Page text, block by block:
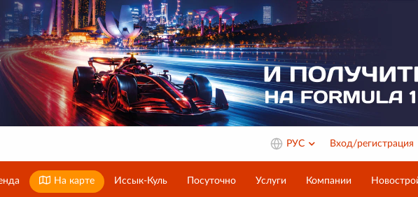
РУС Вход/регистрация
На карте Иссык-Куль Посуточно Услуги Компании